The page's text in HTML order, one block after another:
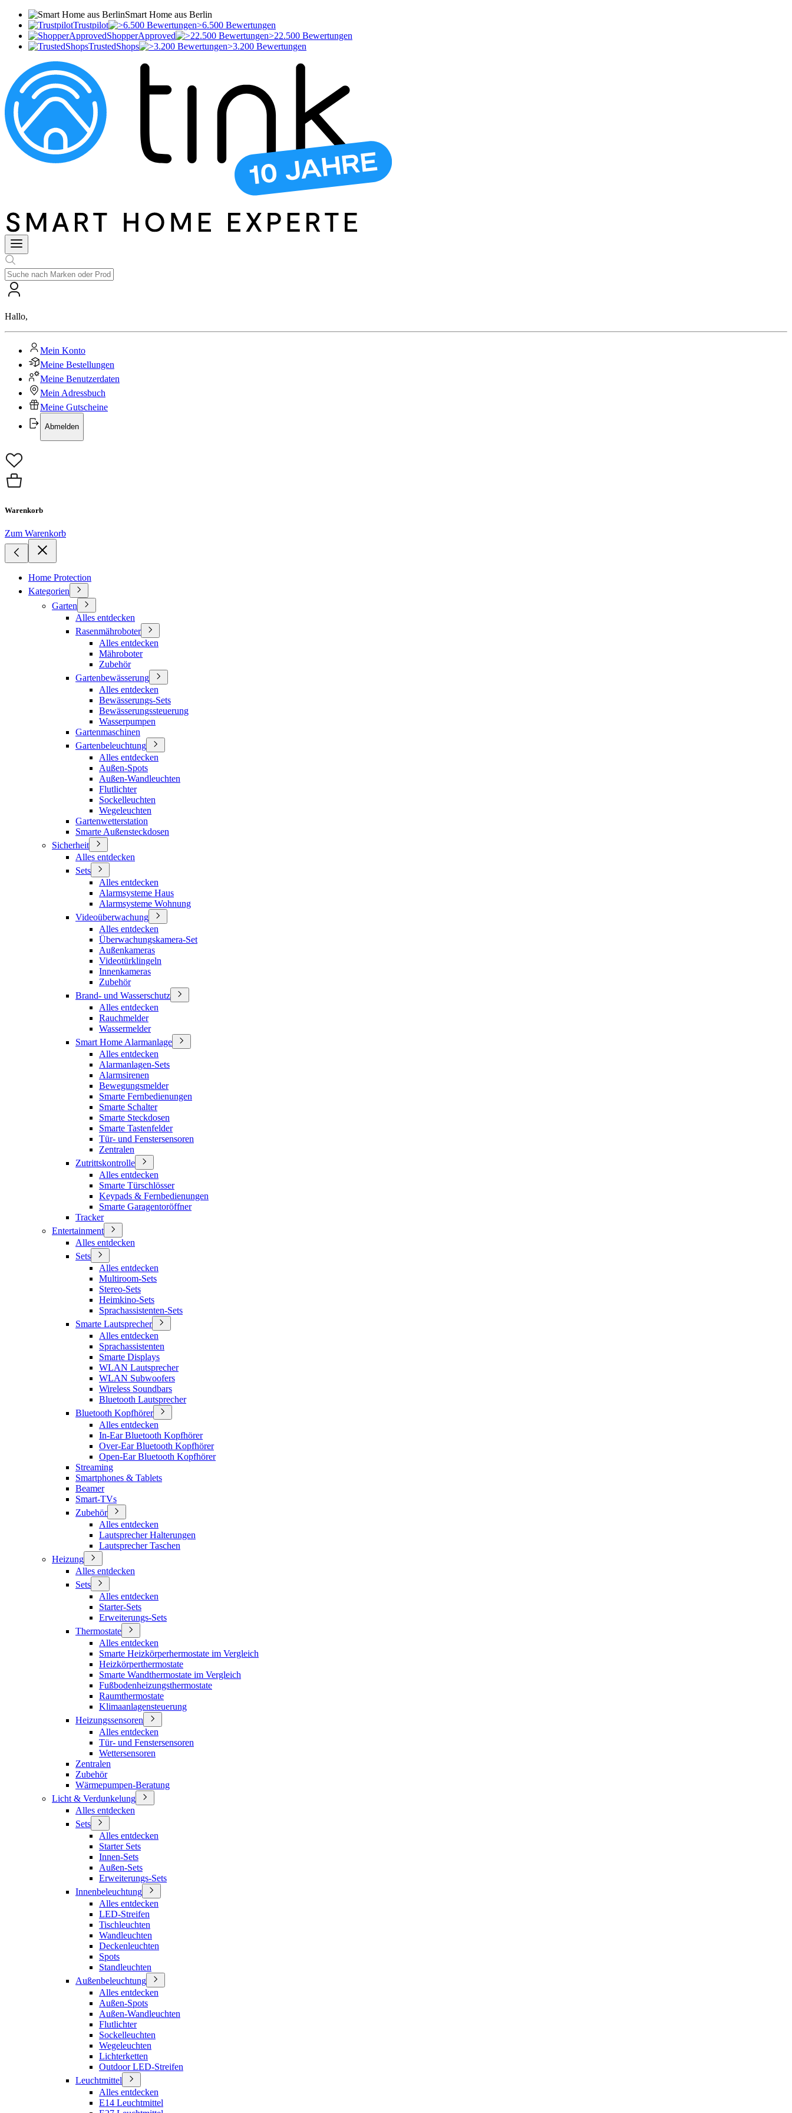
Smart Home aus Berlin
Trustpilot
>6.500 Bewertungen
ShopperApproved
>22.500 Bewertungen
TrustedShops
>3.200 Bewertungen
Hallo,
Mein Konto
Meine Bestellungen
Meine Benutzerdaten
Mein Adressbuch
Meine Gutscheine
Abmelden
Warenkorb
Zum Warenkorb
Home Protection
Kategorien
Garten
Alles entdecken
Rasenmähroboter
Alles entdecken
Mähroboter
Zubehör
Gartenbewässerung
Alles entdecken
Bewässerungs-Sets
Bewässerungssteuerung
Wasserpumpen
Gartenmaschinen
Gartenbeleuchtung
Alles entdecken
Außen-Spots
Außen-Wandleuchten
Flutlichter
Sockelleuchten
Wegeleuchten
Gartenwetterstation
Smarte Außensteckdosen
Sicherheit
Alles entdecken
Sets
Alles entdecken
Alarmsysteme Haus
Alarmsysteme Wohnung
Videoüberwachung
Alles entdecken
Überwachungskamera-Set
Außenkameras
Videotürklingeln
Innenkameras
Zubehör
Brand- und Wasserschutz
Alles entdecken
Rauchmelder
Wassermelder
Smart Home Alarmanlage
Alles entdecken
Alarmanlagen-Sets
Alarmsirenen
Bewegungsmelder
Smarte Fernbedienungen
Smarte Schalter
Smarte Steckdosen
Smarte Tastenfelder
Tür- und Fenstersensoren
Zentralen
Zutrittskontrolle
Alles entdecken
Smarte Türschlösser
Keypads & Fernbedienungen
Smarte Garagentoröffner
Tracker
Entertainment
Alles entdecken
Sets
Alles entdecken
Multiroom-Sets
Stereo-Sets
Heimkino-Sets
Sprachassistenten-Sets
Smarte Lautsprecher
Alles entdecken
Sprachassistenten
Smarte Displays
WLAN Lautsprecher
WLAN Subwoofers
Wireless Soundbars
Bluetooth Lautsprecher
Bluetooth Kopfhörer
Alles entdecken
In-Ear Bluetooth Kopfhörer
Over-Ear Bluetooth Kopfhörer
Open-Ear Bluetooth Kopfhörer
Streaming
Smartphones & Tablets
Beamer
Smart-TVs
Zubehör
Alles entdecken
Lautsprecher Halterungen
Lautsprecher Taschen
Heizung
Alles entdecken
Sets
Alles entdecken
Starter-Sets
Erweiterungs-Sets
Thermostate
Alles entdecken
Smarte Heizkörperhermostate im Vergleich
Heizkörperthermostate
Smarte Wandthermostate im Vergleich
Fußbodenheizungsthermostate
Raumthermostate
Klimaanlagensteuerung
Heizungssensoren
Alles entdecken
Tür- und Fenstersensoren
Wettersensoren
Zentralen
Zubehör
Wärmepumpen-Beratung
Licht & Verdunkelung
Alles entdecken
Sets
Alles entdecken
Starter Sets
Innen-Sets
Außen-Sets
Erweiterungs-Sets
Innenbeleuchtung
Alles entdecken
LED-Streifen
Tischleuchten
Wandleuchten
Deckenleuchten
Spots
Standleuchten
Außenbeleuchtung
Alles entdecken
Außen-Spots
Außen-Wandleuchten
Flutlichter
Sockelleuchten
Wegeleuchten
Lichterketten
Outdoor LED-Streifen
Leuchtmittel
Alles entdecken
E14 Leuchtmittel